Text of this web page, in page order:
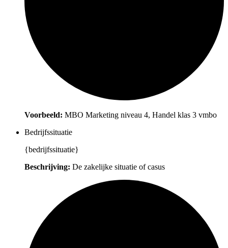
Voorbeeld: MBO Marketing niveau 4, Handel klas 3 vmbo
Bedrijfssituatie
{bedrijfssituatie}
Beschrijving: De zakelijke situatie of casus